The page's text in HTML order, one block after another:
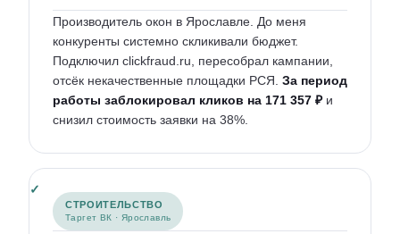
Производитель окон в Ярославле. До меня
конкуренты системно скликивали бюджет.
Подключил clickfraud.ru, пересобрал кампании,
отсёк некачественные площадки РСЯ. За период
работы заблокировал кликов на 171 357 ₽и
снизил стоимость заявки на 38%.
СТРОИТЕЛЬСТВО
Таргет ВК · Ярославль